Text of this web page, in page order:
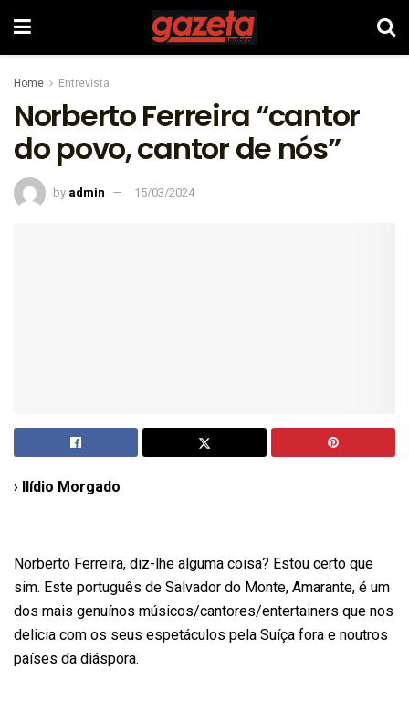
Home Entrevista
Norberto Ferreira “cantor
do povo, cantor de nós”
by admin 15/03/2024
› Ilídio Morgado
Norberto Ferreira, diz-lhe alguma coisa? Estou certo que
sim. Este português de Salvador do Monte, Amarante, é um
dos mais genuínos músicos/cantores/entertainers que nos
delicia com os seus espetáculos pela Suíça fora e noutros
países da diáspora.